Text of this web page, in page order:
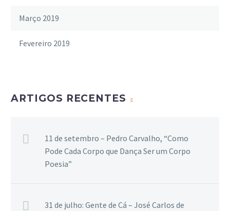
Março 2019
Fevereiro 2019
ARTIGOS RECENTES
11 de setembro – Pedro Carvalho, “Como
Pode Cada Corpo que Dança Ser um Corpo
Poesia”
31 de julho: Gente de Cá – José Carlos de